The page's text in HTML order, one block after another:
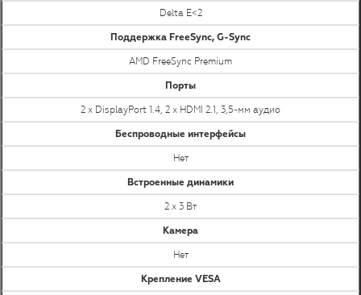
Delta E<2
Поддержка FreeSync, G-Sync
AMD FreeSync Premium
Порты
2 x DisplayPort 1.4, 2 x HDMI 2.1, 3,5-мм аудио
Беспроводные интерфейсы
Нет
Встроенные динамики
2 х 3 Вт
Камера
Нет
Крепление VESA